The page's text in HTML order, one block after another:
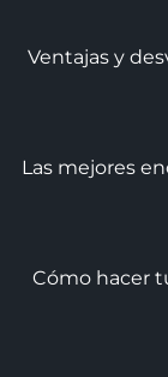
Ventajas y
Las mejores
Cómo hacer